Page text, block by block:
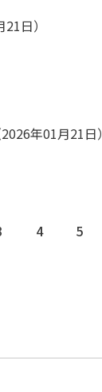
日）
年01月21日）
4 5